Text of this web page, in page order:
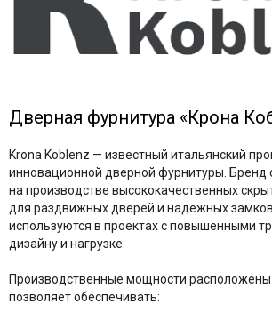
Акма
Дворецкий
ЗАО ПО Одинцово
Оникс
Ока
Пожметком
Шейл Дорс
Юркас
Дверная фурнитура «Крона
Krona Koblenz — известный итальянский
инновационной дверной фурнитуры. Бренд
на производстве высококачественных
для раздвижных дверей и надежных
используются в проектах с повышенными
дизайну и нагрузке.
Производственные мощности расположены
позволяет обеспечивать: